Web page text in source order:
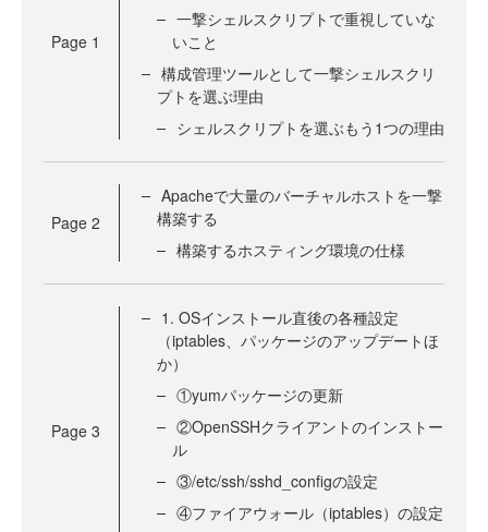
Page 1
一撃シェルスクリプトで重視していな
いこと
構成管理ツールとして一撃シェルスクリ
プトを選ぶ理由
シェルスクリプトを選ぶもう1つの理由
Page 2
Apacheで大量のバーチャルホストを一撃
構築する
構築するホスティング環境の仕様
Page 3
1. OSインストール直後の各種設定
（iptables、パッケージのアップデートほ
か）
①yumパッケージの更新
②OpenSSHクライアントのインストー
ル
③/etc/ssh/sshd_configの設定
④ファイアウォール（iptables）の設定